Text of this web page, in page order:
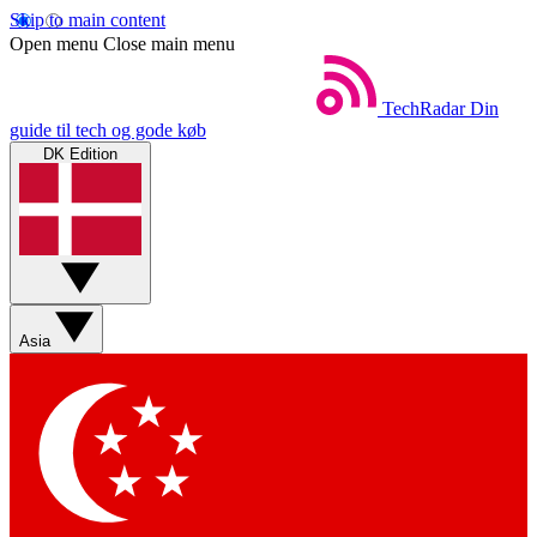
Skip to main content
Open menu Close main menu
TechRadar Din
guide til tech og gode køb
DK Edition
Asia